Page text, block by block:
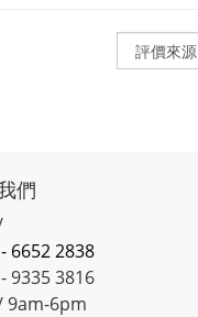
們
6652 2838
9335 3816
9am-6pm